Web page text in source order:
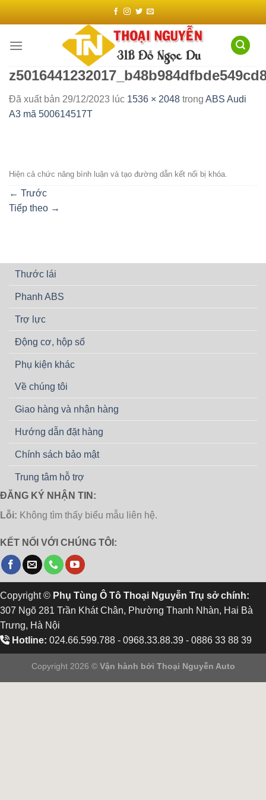
dung
Đã xuất bản 29/12/2023 lúc 1536 × 2048 trong ABS Audi
A3 mã 500614517T
Hiện cả chức năng bình luận và tạo đường dẫn kết nối bị khóa.
← Trước
Tiếp theo →
Thước lái
Phanh ABS
Trợ lực
Động cơ, hộp số
Phụ kiện khác
Về chúng tôi
Giao hàng và nhận hàng
Hướng dẫn đặt hàng
Chính sách bảo mật
Trung tâm hỗ trợ
ĐĂNG KÝ NHẬN TIN:
Lỗi: Không tìm thấy biểu mẫu liên hệ.
KẾT NỐI VỚI CHÚNG TÔI:
Copyright © Phụ Tùng Ô Tô Thoại Nguyễn Trụ sở chính:
307 Ngõ 281 Trần Khát Chân, Phường Thanh Nhàn, Hai Bà
Trưng, Hà Nội
Hotline: 024.66.599.788 - 0968.33.88.39 - 0886 33 88 39
Copyright 2026 © Vận hành bởi Thoại Nguyễn Auto